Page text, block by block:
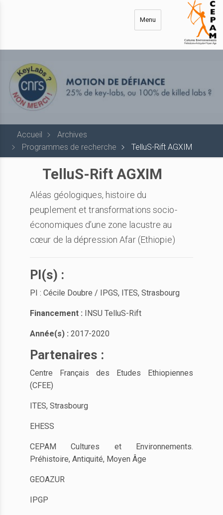
Menu
Accueil
Archives
Programmes de recherche
TelluS-Rift AGXIM
TelluS-Rift AGXIM
Aléas géologiques, histoire du
peuplement et transformations socio-
économiques d’une zone lacustre au
cœur de la dépression Afar (Ethiopie)
PI(s) :
PI : Cécile Doubre / IPGS, ITES, Strasbourg
Financement : INSU TelluS-Rift
Année(s) : 2017-2020
Partenaires :
Centre Français des Etudes Ethiopiennes
(CFEE)
ITES, Strasbourg
EHESS
CEPAM Cultures et Environnements.
Préhistoire, Antiquité, Moyen Âge
GEOAZUR
IPGP